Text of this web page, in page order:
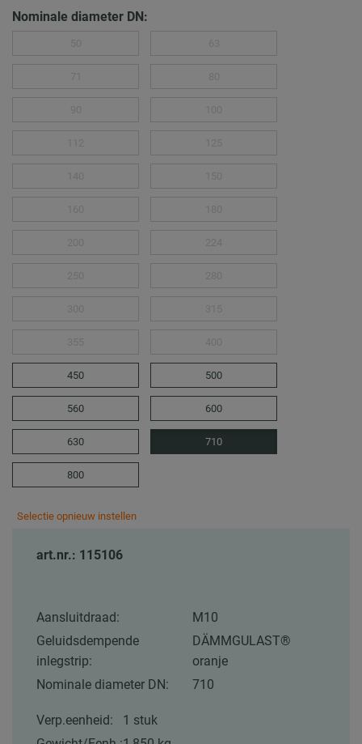
Nominale diameter DN:
450 500
560 600
630 710
800
Selectie opnieuw instellen
art.nr.: 115106
Aansluitdraad:
M10
Geluidsdempende
inlegstrip:
DÄMMGULAST®
oranje
Nominale diameter DN:
710
Verp.eenheid:
1 stuk